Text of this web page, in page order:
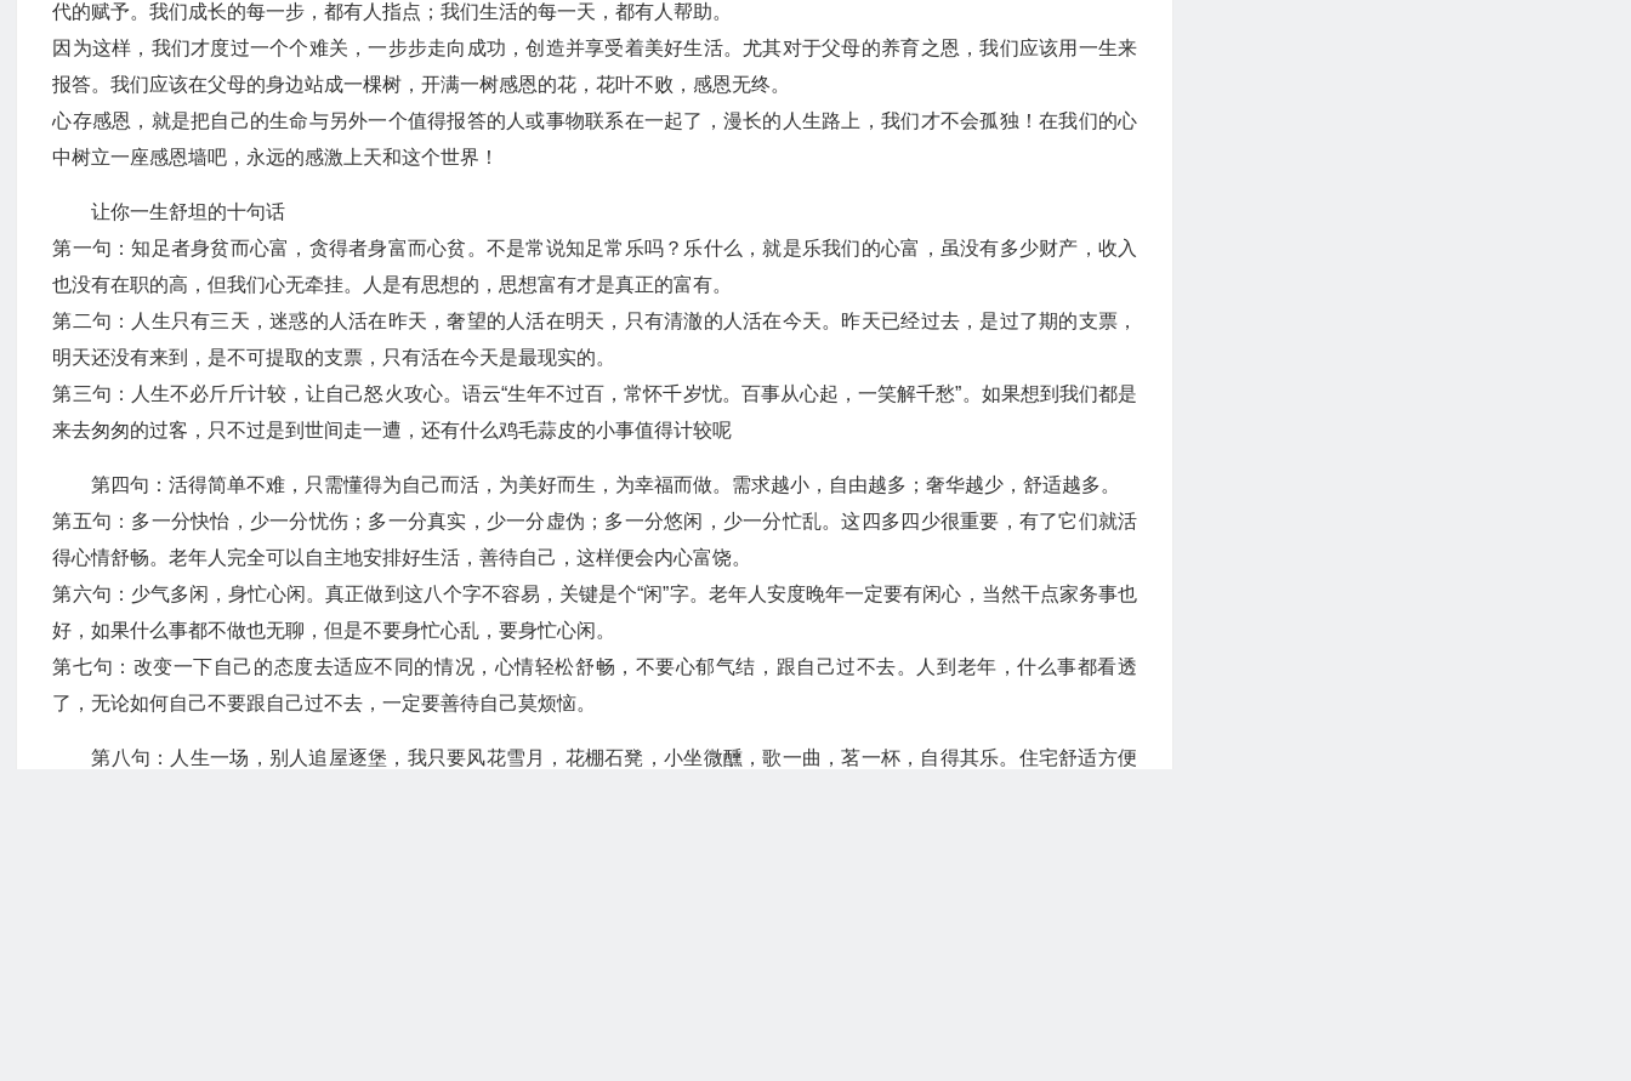
代的赋予。我们成长的每一步，都有人指点；我们生活的每一天，都有人帮助。
因为这样，我们才度过一个个难关，一步步走向成功，创造并享受着美好生活。尤其对于父母的养育之恩，我们应该用一生来
报答。我们应该在父母的身边站成一棵树，开满一树感恩的花，花叶不败，感恩无终。
心存感恩，就是把自己的生命与另外一个值得报答的人或事物联系在一起了，漫长的人生路上，我们才不会孤独！在我们的心
中树立一座感恩墙吧，永远的感激上天和这个世界！
让你一生舒坦的十句话
第一句：知足者身贫而心富，贪得者身富而心贫。不是常说知足常乐吗？乐什么，就是乐我们的心富，虽没有多少财产，收入
也没有在职的高，但我们心无牵挂。人是有思想的，思想富有才是真正的富有。
第二句：人生只有三天，迷惑的人活在昨天，奢望的人活在明天，只有清澈的人活在今天。昨天已经过去，是过了期的支票，
明天还没有来到，是不可提取的支票，只有活在今天是最现实的。
第三句：人生不必斤斤计较，让自己怒火攻心。语云“生年不过百，常怀千岁忧。百事从心起，一笑解千愁”。如果想到我们都是
来去匆匆的过客，只不过是到世间走一遭，还有什么鸡毛蒜皮的小事值得计较呢
第四句：活得简单不难，只需懂得为自己而活，为美好而生，为幸福而做。需求越小，自由越多；奢华越少，舒适越多。
第五句：多一分快怡，少一分忧伤；多一分真实，少一分虚伪；多一分悠闲，少一分忙乱。这四多四少很重要，有了它们就活
得心情舒畅。老年人完全可以自主地安排好生活，善待自己，这样便会内心富饶。
第六句：少气多闲，身忙心闲。真正做到这八个字不容易，关键是个“闲”字。老年人安度晚年一定要有闲心，当然干点家务事也
好，如果什么事都不做也无聊，但是不要身忙心乱，要身忙心闲。
第七句：改变一下自己的态度去适应不同的情况，心情轻松舒畅，不要心郁气结，跟自己过不去。人到老年，什么事都看透
了，无论如何自己不要跟自己过不去，一定要善待自己莫烦恼。
第八句：人生一场，别人追屋逐堡，我只要风花雪月，花棚石凳，小坐微醺，歌一曲，茗一杯，自得其乐。住宅舒适方便